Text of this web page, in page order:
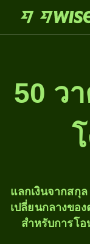
50 ว
แลกเงินจากสกุ
เปลี่ยนกลางขอ
สำหรับการโอ